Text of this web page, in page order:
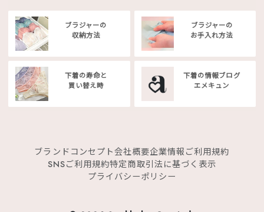
ブラジャーの
収納方法
ブラジャーの
お手入れ方法
下着の寿命と
買い替え時
下着の情報ブログ
エメキュン
ブランドコンセプト会社概要企業情報 ご利用規約
SNSご利用規約特定商取引法に基づく表示
プライバシーポリシー